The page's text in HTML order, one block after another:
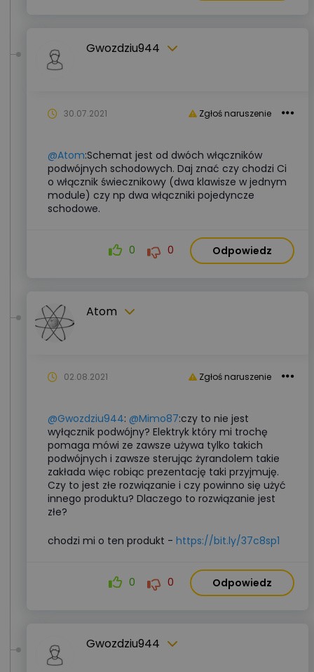
Gwozdziu944
Zgłoś naruszenie
30.07.2021
@Atom:Schemat jest od dwóch włączników
podwójnych schodowych. Daj znać czy chodzi Ci
o włącznik świecznikowy (dwa klawisze w jednym
module) czy np dwa włączniki pojedyncze
schodowe.
0 0 Odpowiedz
Atom
Zgłoś naruszenie
02.08.2021
@Gwozdziu944: @Mimo87:czy to nie jest
wyłącznik podwójny? Elektryk który mi trochę
pomaga mówi ze zawsze używa tylko takich
podwójnych i zawsze sterując żyrandolem takie
zakłada więc robiąc prezentację taki przyjmuję.
Czy to jest złe rozwiązanie i czy powinno się użyć
innego produktu? Dlaczego to rozwiązanie jest
złe?
chodzi mi o ten produkt - https://bit.ly/37c8sp1
0 0 Odpowiedz
Gwozdziu944